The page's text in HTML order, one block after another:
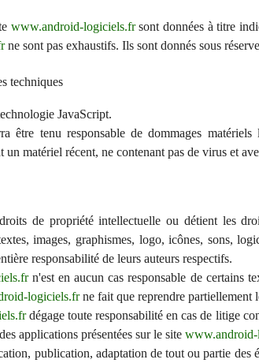
www.android-logiciels.frsont données à titre
ne sont pas exhaustifs. Ils sont donnés sous
techniques
JavaScript.
être tenu responsable de dommages
un matériel récent, ne contenant pas de virus et
de propriété intellectuelle ou détient les
images, graphismes, logo, icônes, sons,
responsabilité de leurs auteurs respectifs.
n'est en aucun cas responsable de certains
logiciels.frne fait que reprendre partiellement
dégage toute responsabilité en cas de litige
applications présentées sur le site
publication, adaptation de tout ou partie des